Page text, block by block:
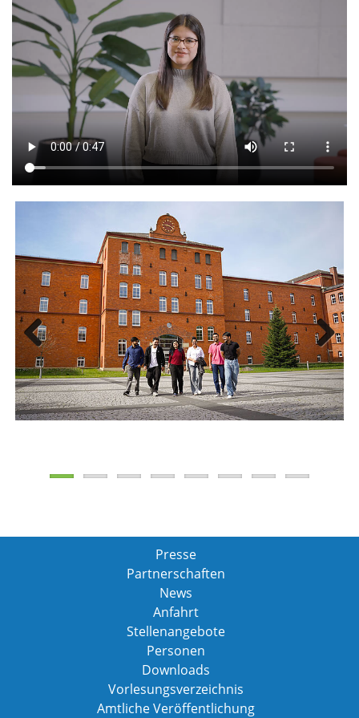
Previous Next
Presse
Partnerschaften
News
Anfahrt
Stellenangebote
Personen
Downloads
Vorlesungsverzeichnis
Amtliche Veröffentlichung